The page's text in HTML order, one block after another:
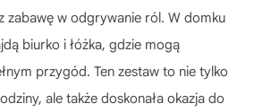
zabawę w odgrywanie ról. W domku
biurko i łóżka, gdzie mogą
przygód. Ten zestaw to nie tylko
ale także doskonała okazja do